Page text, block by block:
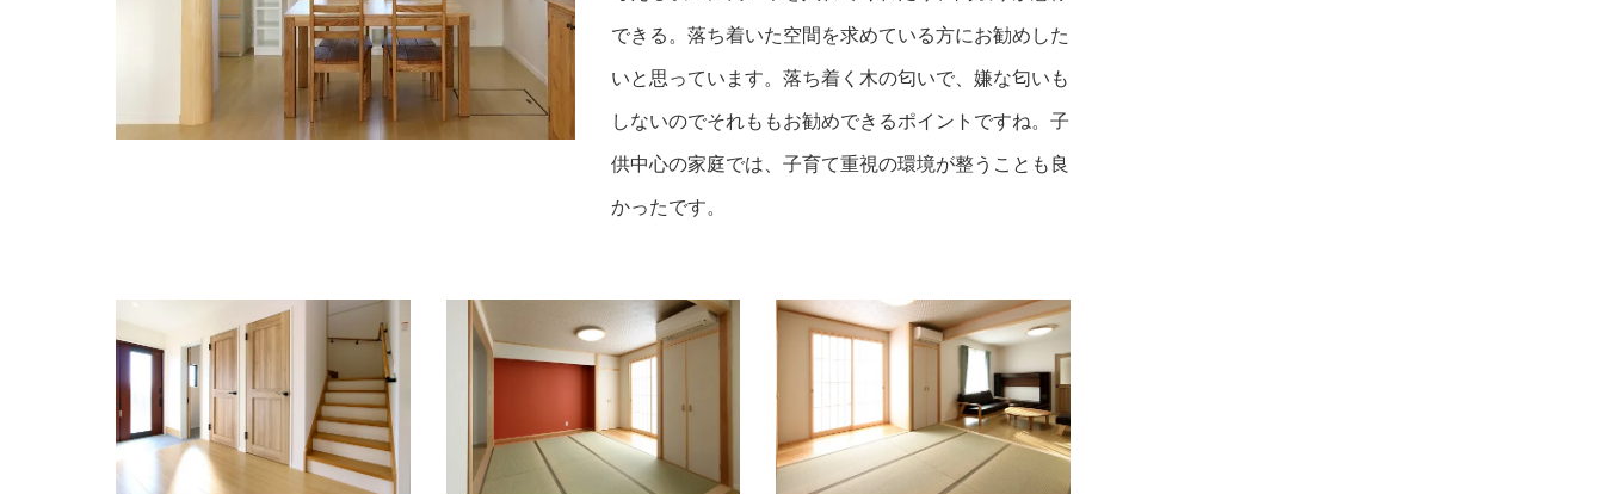
できる。落ち着いた空間を求めている方にお勧めした
いと思っています。落ち着く木の匂いで、嫌な匂いも
しないのでそれももお勧めできるポイントですね。子
供中心の家庭では、子育て重視の環境が整うことも良
かったです。